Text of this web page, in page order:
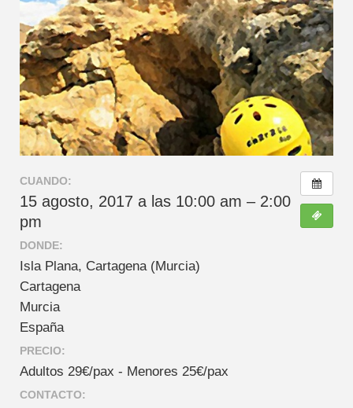
CUANDO:
15 agosto, 2017 a las 10:00 am – 2:00
pm
DONDE:
Isla Plana, Cartagena (Murcia)
Cartagena
Murcia
España
PRECIO:
Adultos 29€/pax - Menores 25€/pax
CONTACTO: